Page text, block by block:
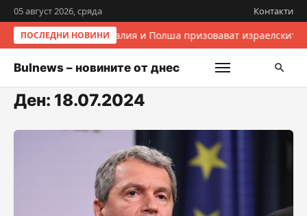
05 август 2026, сряда Контакти
ПОСЛЕДНИ НОВИНИИталия и Полша призовават израелските
Bulnews – новините от днес
Ден: 18.07.2024